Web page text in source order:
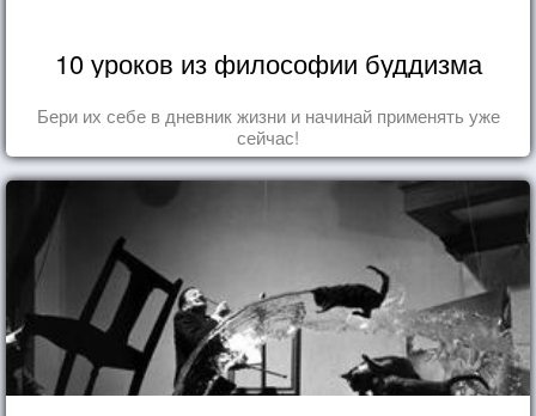
10 уроков из философии буддизма
Бери их себе в дневник жизни и начинай применять уже
сейчас!